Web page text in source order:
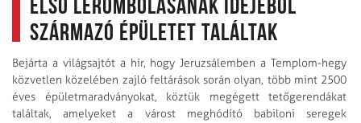
első lerombolásának idejéből
származó épületet találtak
Bejárta a világsajtót a hír, hogy Jeruzsálemben a Templom-hegy
közvetlen közelében zajló feltárások során olyan, több mint 2500
éves épületmaradványokat, köztük megégett tetőgerendákat
találtak, amelyeket a várost meghódító babiloni seregek